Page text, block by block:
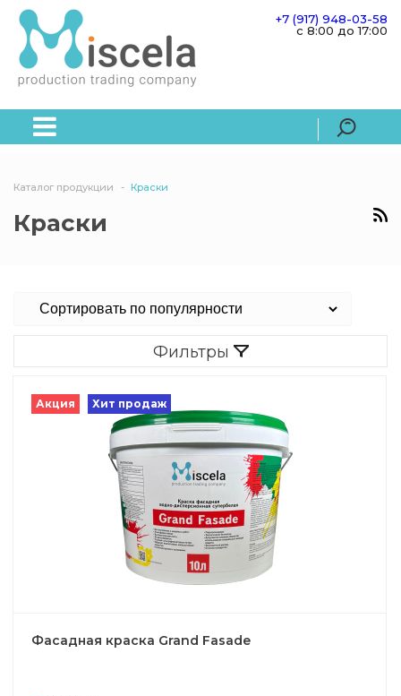
+7 (917) 948-03-58
c 8:00 до 17:00
Каталог продукции Краски
Краски
Фильтры
Акция Хит продаж
Фасадная краска Grand Fasade